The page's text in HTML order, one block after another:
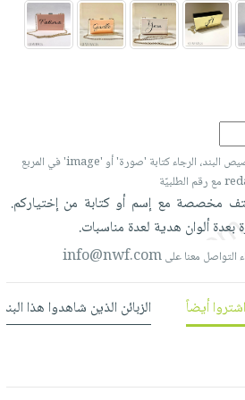
في حال تريدون ارسال صورة لتخصيص البند، الرجاء كتابة 'صورة' أو 'image' في المربع
مخصصة معإسمأوكتابة منإختياركم.
بعدةألوان هدية لعدة مناسبات.
التواصل معنا علىinfo@nwf.com
أيضاً الزبائن الذين شاهدوا هذا